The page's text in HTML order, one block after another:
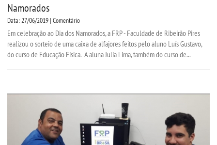
Namorados
Data: 27/06/2019 | Comentário
Em celebração ao Dia dos Namorados, a FRP - Faculdade de Ribeirão Pires
realizou o sorteio de uma caixa de alfajores feitos pelo aluno Luís Gustavo,
do curso de Educação Física. A aluna Julia Lima, também do curso de...